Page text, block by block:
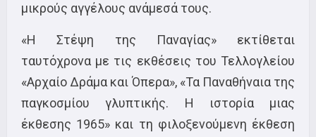
μικρούς αγγέλους ανάμεσά τους.
«H Στέψη της Παναγίας» εκτίθεται
ταυτόχρονα με τις εκθέσεις του Τελλογλείου
«Αρχαίο Δράμα και Όπερα», «Τα Παναθήναια της
παγκοσμίου γλυπτικής. Η ιστορία μιας
έκθεσης 1965» και τη φιλοξενούμενη έκθεση